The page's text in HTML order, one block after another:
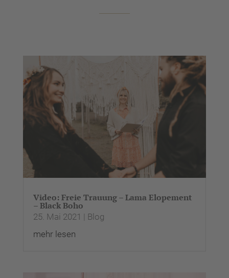
Video: Freie Trauung – Lama Elopement
– Black Boho
25. Mai 2021 | Blog
mehr lesen